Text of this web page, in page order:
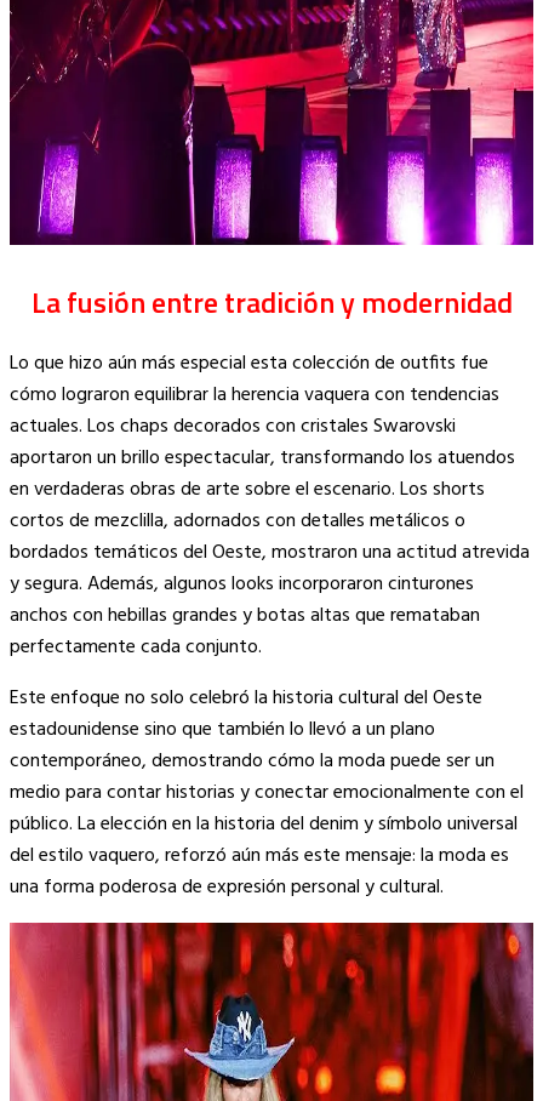
La fusión entre tradición y modernidad
Lo que hizo aún más especial esta colección de outfits fue
cómo lograron equilibrar la herencia vaquera con tendencias
actuales. Los chaps decorados con cristales Swarovski
aportaron un brillo espectacular, transformando los atuendos
en verdaderas obras de arte sobre el escenario. Los shorts
cortos de mezclilla, adornados con detalles metálicos o
bordados temáticos del Oeste, mostraron una actitud atrevida
y segura. Además, algunos looks incorporaron cinturones
anchos con hebillas grandes y botas altas que remataban
perfectamente cada conjunto.
Este enfoque no solo celebró la historia cultural del Oeste
estadounidense sino que también lo llevó a un plano
contemporáneo, demostrando cómo la moda puede ser un
medio para contar historias y conectar emocionalmente con el
público. La elección en la historia del denim y símbolo universal
del estilo vaquero, reforzó aún más este mensaje: la moda es
una forma poderosa de expresión personal y cultural.